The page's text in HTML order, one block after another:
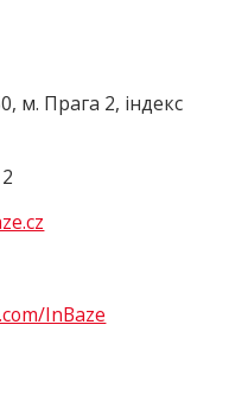
м. Прага 2, індекс
InBazе